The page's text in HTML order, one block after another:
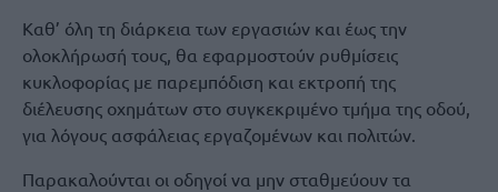
Καθ’ όλη τη διάρκεια των εργασιών και έως την
ολοκλήρωσή τους, θα εφαρμοστούν ρυθμίσεις
κυκλοφορίας με παρεμπόδιση και εκτροπή της
διέλευσης οχημάτων στο συγκεκριμένο τμήμα της οδού,
για λόγους ασφάλειας εργαζομένων και πολιτών.
Παρακαλούνται οι οδηγοί να μην σταθμεύουν τα